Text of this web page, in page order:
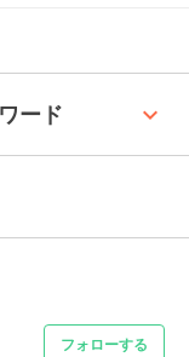
ード keyboard_arrow_up
フォローする